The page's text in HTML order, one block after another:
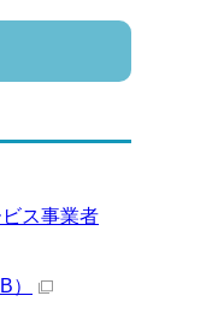
ス事業者
）